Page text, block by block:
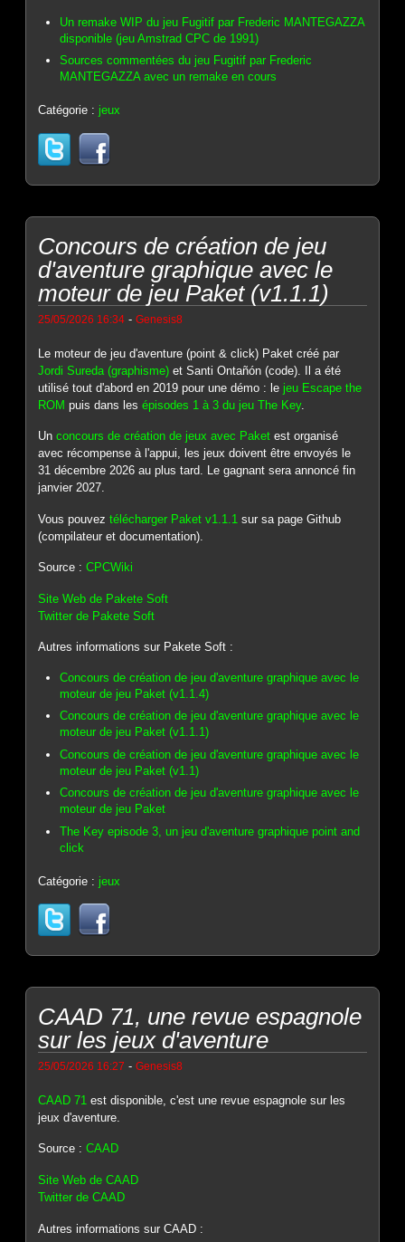
Un remake WIP du jeu Fugitif par Frederic MANTEGAZZA
disponible (jeu Amstrad CPC de 1991)
Sources commentées du jeu Fugitif par Frederic
MANTEGAZZA avec un remake en cours
Catégorie :jeux
Concours de création de jeu
d'aventure graphique avec le
moteur de jeu Paket (v1.1.1)
25/05/2026 16:34 -Genesis8
Le moteur de jeu d'aventure (point & click) Paket créé par
Jordi Sureda (graphisme) et Santi Ontañón (code). Il a été
utilisé tout d'abord en 2019 pour une démo : lejeu Escape the
ROM puis dans lesépisodes 1 à 3 du jeu The Key.
Unconcours de création de jeux avec Paket est organisé
avec récompense à l'appui, les jeux doivent être envoyés le
31 décembre 2026 au plus tard. Le gagnant sera annoncé fin
janvier 2027.
Vous pouveztélécharger Paket v1.1.1 sur sa page Github
(compilateur et documentation).
Source :CPCWiki
Site Web de Pakete Soft
Twitter de Pakete Soft
Autres informations sur Pakete Soft :
Concours de création de jeu d'aventure graphique avec le
moteur de jeu Paket (v1.1.4)
Concours de création de jeu d'aventure graphique avec le
moteur de jeu Paket (v1.1.1)
Concours de création de jeu d'aventure graphique avec le
moteur de jeu Paket (v1.1)
Concours de création de jeu d'aventure graphique avec le
moteur de jeu Paket
The Key episode 3, un jeu d'aventure graphique point and
click
Catégorie :jeux
CAAD 71, une revue espagnole
sur les jeux d'aventure
25/05/2026 16:27 -Genesis8
CAAD 71 est disponible, c'est une revue espagnole sur les
jeux d'aventure.
Source :CAAD
Site Web de CAAD
Twitter de CAAD
Autres informations sur CAAD :